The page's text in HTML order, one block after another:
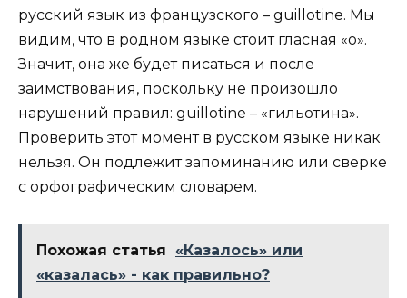
русский язык из французского – guillotine. Мы
видим, что в родном языке стоит гласная «о».
Значит, она же будет писаться и после
заимствования, поскольку не произошло
нарушений правил: guillotine – «гильотина».
Проверить этот момент в русском языке никак
нельзя. Он подлежит запоминанию или сверке
с орфографическим словарем.
Похожая статья
«Казалось» или
«казалась» - как правильно?